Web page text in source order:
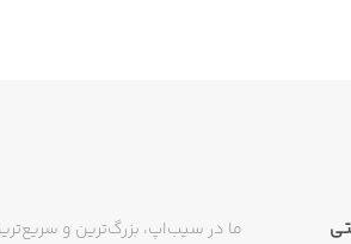
ما در سیب‌اپ، بزرگ‌ترین و